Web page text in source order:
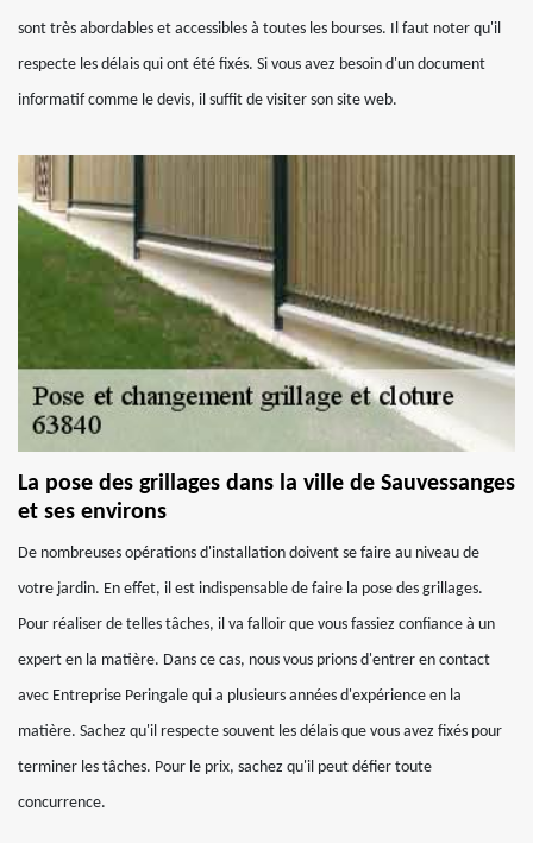
sont très abordables et accessibles à toutes les bourses. Il faut noter qu'il
respecte les délais qui ont été fixés. Si vous avez besoin d'un document
informatif comme le devis, il suffit de visiter son site web.
La pose des grillages dans la ville de Sauvessanges
et ses environs
De nombreuses opérations d'installation doivent se faire au niveau de
votre jardin. En effet, il est indispensable de faire la pose des grillages.
Pour réaliser de telles tâches, il va falloir que vous fassiez confiance à un
expert en la matière. Dans ce cas, nous vous prions d'entrer en contact
avec Entreprise Peringale qui a plusieurs années d'expérience en la
matière. Sachez qu'il respecte souvent les délais que vous avez fixés pour
terminer les tâches. Pour le prix, sachez qu'il peut défier toute
concurrence.